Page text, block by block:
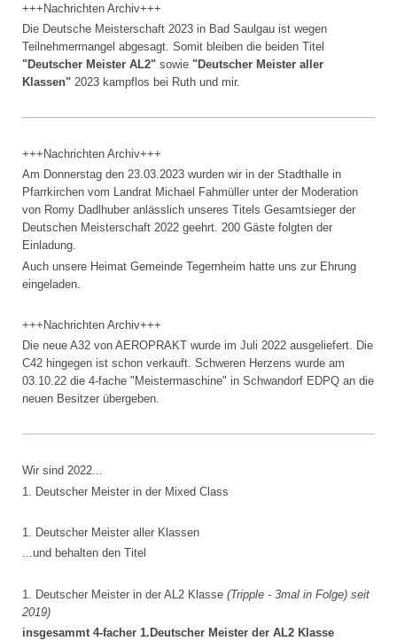
+++Nachrichten Archiv+++
Die Deutsche Meisterschaft 2023 in Bad Saulgau ist wegen
Teilnehmermangel abgesagt. Somit bleiben die beiden Titel
"Deutscher Meister AL2" sowie "Deutscher Meister aller
Klassen" 2023 kampflos bei Ruth und mir.
+++Nachrichten Archiv+++
Am Donnerstag den 23.03.2023 wurden wir in der Stadthalle in
Pfarrkirchen vom Landrat Michael Fahmüller unter der Moderation
von Romy Dadlhuber anlässlich unseres Titels Gesamtsieger der
Deutschen Meisterschaft 2022 geehrt. 200 Gäste folgten der
Einladung.
Auch unsere Heimat Gemeinde Tegernheim hatte uns zur Ehrung
eingeladen.
+++Nachrichten Archiv+++
Die neue A32 von AEROPRAKT wurde im Juli 2022 ausgeliefert. Die
C42 hingegen ist schon verkauft. Schweren Herzens wurde am
03.10.22 die 4-fache "Meistermaschine" in Schwandorf EDPQ an die
neuen Besitzer übergeben.
Wir sind 2022...
1. Deutscher Meister in der Mixed Class
1. Deutscher Meister aller Klassen
...und behalten den Titel
1. Deutscher Meister in der AL2 Klasse (Tripple - 3mal in Folge) seit
2019)
insgesammt 4-facher 1.Deutscher Meister der AL2 Klasse